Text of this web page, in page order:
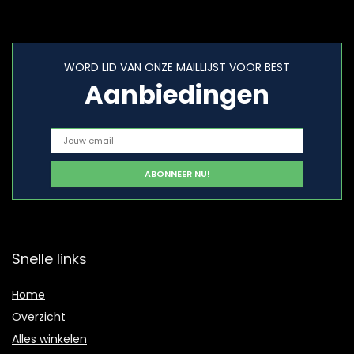
WORD LID VAN ONZE MAILLIJST VOOR BEST
Aanbiedingen
Snelle links
Home
Overzicht
Alles winkelen